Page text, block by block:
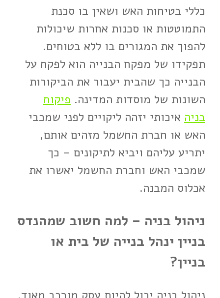
כללי בטיחות האש ושאין בו סכנת
התמוטטות או סכנות אחרות שיכולות
להפוך את המגורים בו ללא בטוחים.
תפקידו של מפקח הבנייה הוא לפקח על
הבנייה כך שהבית יעבור את הביקורות
השונות של מוסדות המדינה. פיקוח
בניה איכותי יזהה ליקויים לפני שמכבי
האש או חברת החשמל מזהים אותם,
יתריע עליהם ויביא לתיקונים – כך
שמכבי האש וחברת החשמל יאשרו את
אכלוס המבנה.
ניהול בניה – למה חשוב שמהנדס
בניין ינהל בנייה של בית או
בניין?